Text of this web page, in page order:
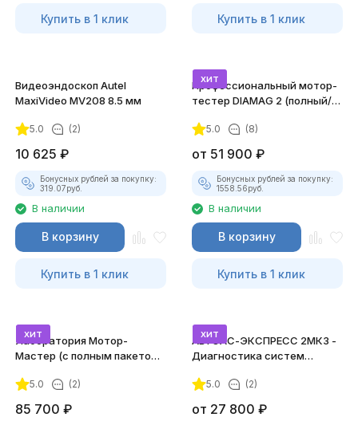
Купить в 1 клик Купить в 1 клик
Видеоэндоскоп Autel
MaxiVideo MV208 8.5 мм
5.0 (2)
10 625 ₽
Бонусных рублей за покупку:
319.07руб.
В наличии
В корзину
Купить в 1 клик
хит
Профессиональный мотор-
тестер DIAMAG 2 (полный/
5.0 (8)
от 51 900 ₽
Бонусных рублей за покупку:
1558.56руб.
В наличии
В корзину
Купить в 1 клик
хит
Лаборатория Мотор-
Мастер (с полным пакетом
5.0 (2)
85 700 ₽
хит
АВТОАС-ЭКСПРЕСС 2МК3 -
Диагностика систем
5.0 (2)
от 27 800 ₽